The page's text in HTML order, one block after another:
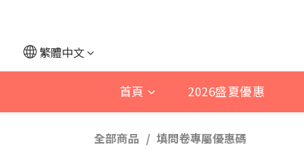
繁體中文
首頁 2026盛夏優惠
全部商品 填問卷專屬優惠碼